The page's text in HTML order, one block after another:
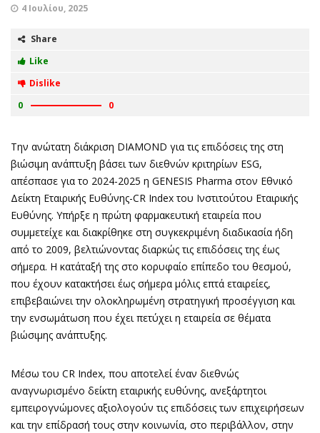
4 Ιουλίου, 2025
Share
Like
Dislike
0
0
Την ανώτατη διάκριση DIAMOND για τις επιδόσεις της στη
βιώσιμη ανάπτυξη βάσει των διεθνών κριτηρίων ESG,
απέσπασε για το 2024-2025 η GENESIS Pharma στον Εθνικό
Δείκτη Εταιρικής Ευθύνης-CR Index του Ινστιτούτου Εταιρικής
Ευθύνης. Υπήρξε η πρώτη φαρμακευτική εταιρεία που
συμμετείχε και διακρίθηκε στη συγκεκριμένη διαδικασία ήδη
από το 2009, βελτιώνοντας διαρκώς τις επιδόσεις της έως
σήμερα. Η κατάταξή της στο κορυφαίο επίπεδο του θεσμού,
που έχουν κατακτήσει έως σήμερα μόλις επτά εταιρείες,
επιβεβαιώνει την ολοκληρωμένη στρατηγική προσέγγιση και
την ενσωμάτωση που έχει πετύχει η εταιρεία σε θέματα
βιώσιμης ανάπτυξης.
Μέσω του CR Index, που αποτελεί έναν διεθνώς
αναγνωρισμένο δείκτη εταιρικής ευθύνης, ανεξάρτητοι
εμπειρογνώμονες αξιολογούν τις επιδόσεις των επιχειρήσεων
και την επίδρασή τους στην κοινωνία, στο περιβάλλον, στην